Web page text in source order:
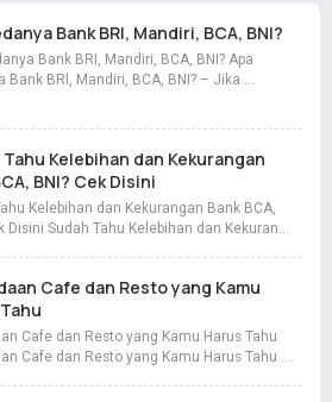
Bank BRI, Mandiri, BCA, BNI?
Bank BRI, Mandiri, BCA, BNI? Apa
Bank BRI, Mandiri, BCA, BNI? – Jika …
Kelebihan dan Kekurangan
BNI? Cek Disini
Kelebihan dan Kekurangan Bank BCA,
Disini Sudah Tahu Kelebihan dan Kekuran…
Cafe dan Resto yang Kamu
Cafe dan Resto yang Kamu Harus Tahu
Cafe dan Resto yang Kamu Harus Tahu …